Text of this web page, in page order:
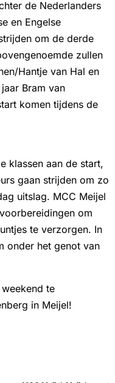
de Nederlanders
en Engelse
om de derde
zullen
Hantje van Hal en
Bram van
komen tijdens de
klassen aan de start,
gaan strijden om zo
uitslag. MCC Meijel
om
te verzorgen. In
onder het genot van
te
in Meijel!